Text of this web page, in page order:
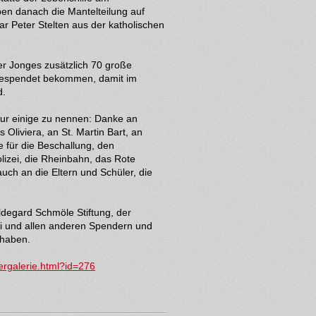
danach die Mantelteilung auf
Peter Stelten aus der katholischen
Jonges zusätzlich 70 große
bekommen, damit im
einige zu nennen: Danke an
Oliviera, an St. Martin Bart, an
für die Beschallung, den
die Rheinbahn, das Rote
an die Eltern und Schüler, die
Schmöle Stiftung, der
allen anderen Spendern und